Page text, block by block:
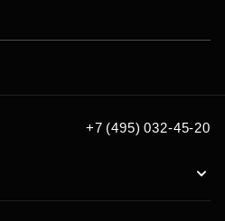
+7 (495) 032-45-20